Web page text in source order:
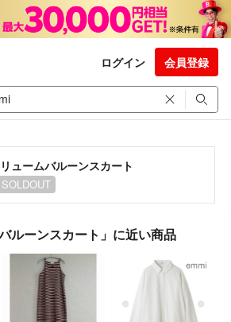
ログイン 会員登録
ュームバルーンスカート
SOLDOUT
ルーンスカート」に近い商品